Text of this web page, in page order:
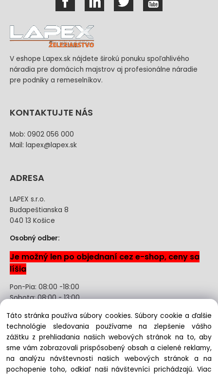
V eshope Lapex.sk nájdete širokú ponuku spoľahlivého
náradia pre domácich majstrov aj profesionálne náradie
pre podniky a remeselníkov.
KONTAKTUJTE NÁS
Mob: 0902 056 000
Mail: lapex@lapex.sk
ADRESA
LAPEX s.r.o.
Budapeštianska 8
040 13 Košice
Osobný odber:
Je možný len po objednaní cez e-shop, ceny sa
líšia
Pon-Pia: 08:00 -18:00
Sobota: 08:00 - 13:00
Odstúpenie od kúpnej zmluvy uzavretej na diaľku bez
registrácie
Táto stránka používa súbory cookies. Súbory cookie a ďalšie
technológie sledovania používame na zlepšenie vášho
zážitku z prehliadania našich webových stránok na to, aby
sme vám zobrazovali prispôsobený obsah a cielené reklamy,
na analýzu návštevnosti našich webových stránok a na
pochopenie toho, odkiaľ naši návštevníci prichádzajú.Viac